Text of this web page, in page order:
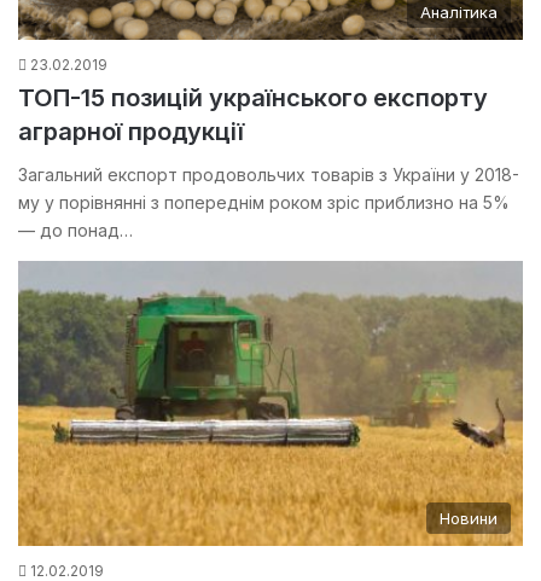
Аналітика
23.02.2019
ТОП-15 позицій українського експорту
аграрної продукції
Загальний експорт продовольчих товарів з України у 2018-
му у порівнянні з попереднім роком зріс приблизно на 5%
— до понад…
Новини
12.02.2019